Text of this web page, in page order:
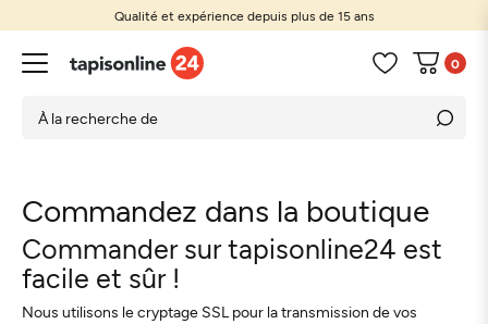
Qualité et expérience depuis plus de 15 ans
0
Commandez dans la boutique
Commander sur tapisonline24 est
facile et sûr !
Nous utilisons le cryptage SSL pour la transmission de vos